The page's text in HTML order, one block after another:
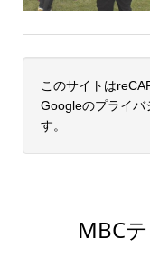
このサイトは
Googleのプライバ
す。
MBC